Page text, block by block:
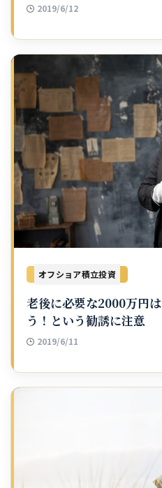
2019/6/12
老後に必要な2000万円
う！という勧誘に注意
2019/6/11
オフショア積立投資